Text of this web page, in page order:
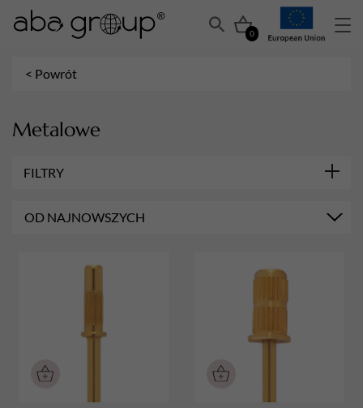
0
< Powrót
Metalowe
FILTRY
Półksiężyc
Aba Group
OD NAJNOWSZYCH